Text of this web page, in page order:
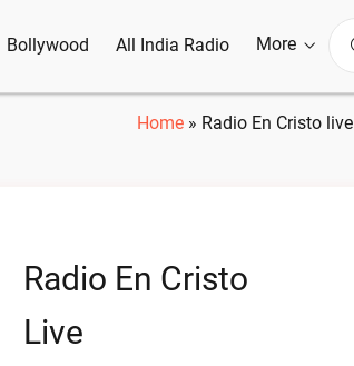
Bollywood All India Radio More
Home » Radio En Cristo live
Radio En Cristo
Live